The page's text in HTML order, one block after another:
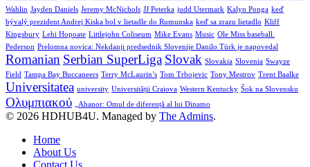
Wahlin Jayden Daniels Jeremy McNichols JJ Peterka judd Utermark Kalyn Ponga keď
bývalý prezident Andrej Kiska bol v lietadle do Rumunska keď sa zrazu lietadlo Kliff
Kingsbury Lehi Hopoate Littlejohn Coliseum Mike Evans Music Ole Miss baseball.
Pederson Prelomna novica: Nekdanji predsednik Slovenije Danilo Türk je napovedal
Romanian Serbian SuperLiga Slovak Slovakia Slovenia Swayze
Field Tampa Bay Buccaneers Terry McLaurin’s Tom Trbojevic Tony Mestrov Trent Baalke
Universitatea university Universității Craiova Western Kentucky Šok na Slovensku
Ολυμπιακού „Ahanor: Omul de diferență al lui Dinamo
© 2026 HDHUB4U. Managed by The Admins.
Home
About Us